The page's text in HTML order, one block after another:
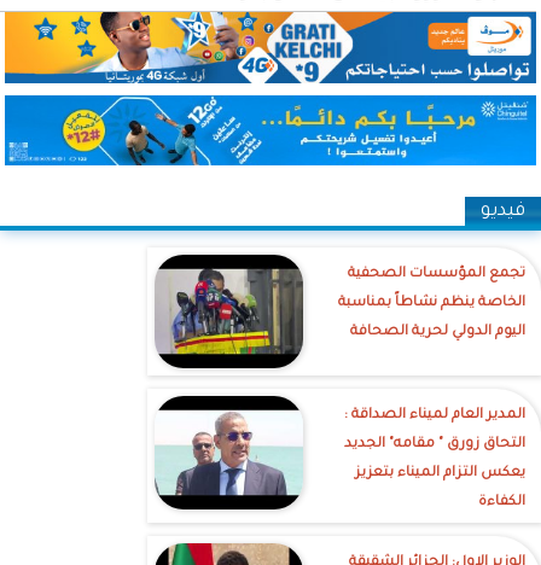
فيديو
تجمع المؤسسات الصحفية
الخاصة ينظم نشاطاً بمناسبة
اليوم الدولي لحرية الصحافة
‎المدير العام لميناء الصداقة :
التحاق زورق " مقامه" الجديد
يعكس التزام الميناء بتعزيز
الكفاءة